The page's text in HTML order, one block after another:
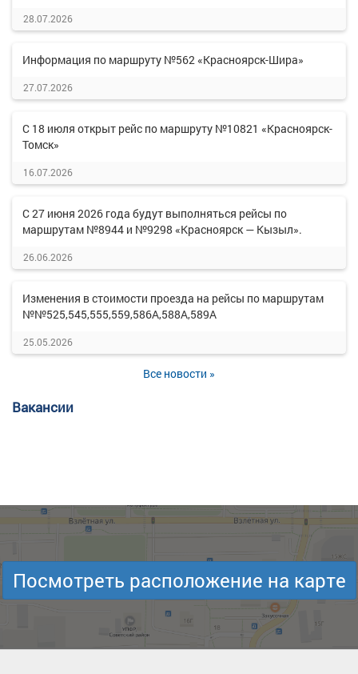
28.07.2026
Информация по маршруту №562 «Красноярск-Шира»
27.07.2026
С 18 июля открыт рейс по маршруту №10821 «Красноярск-
Томск»
16.07.2026
С 27 июня 2026 года будут выполняться рейсы по
маршрутам №8944 и №9298 «Красноярск — Кызыл».
26.06.2026
Изменения в стоимости проезда на рейсы по маршрутам
№№525,545,555,559,586А,588А,589А
25.05.2026
Все новости »
Вакансии
Посмотреть расположение на карте